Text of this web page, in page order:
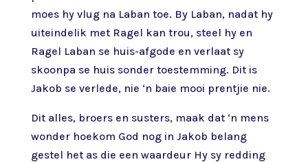
moes hy vlug na Laban toe. By Laban, nadat hy
uiteindelik met Ragel kan trou, steel hy en
Ragel Laban se huis-afgode en verlaat sy
skoonpa se huis sonder toestemming. Dit is
Jakob se verlede, nie ‘n baie mooi prentjie nie.
Dit alles, broers en susters, maak dat ‘n mens
wonder hoekom God nog in Jakob belang
gestel het as die een waardeur Hy sy redding